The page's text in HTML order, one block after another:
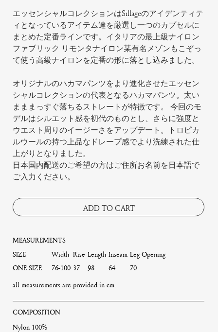
エッセンシャルコレクションはSillageのアイデンティテ
ィとなっているアイテム達を厳選し一つのカプセルに
まとめた定番ラインです。イタリアの最上級ナイロン
ファブリック リモンタナイロン某有名メゾンもこぞっ
て使う高級ナイロンを定番の形に落とし込みました。
オリジナルのハカマパンツをより進化させたエッセン
シャルコレクションの代表となるハカマパンツ。太い
まままっすぐ落ちるストレートが特徴です。 今回のモ
デルはシルエット感を初代のものとし、さらに強度と
ウエスト周りのイージーさをアップデート。トロピカ
ルウールの持つ上品なドレープ感でより洗練された仕
上がりとなりました。
日本国内配送のご希望の方はご住所お名前を日本語で
ご入力ください。
ADD TO CART
MEASUREMENTS
SIZE
Width Rise Length Inseam Leg Opening
ONE SIZE
76-100 37 98 64
70
all measurements are provided in cm.
COMPOSITION
Nylon 100%